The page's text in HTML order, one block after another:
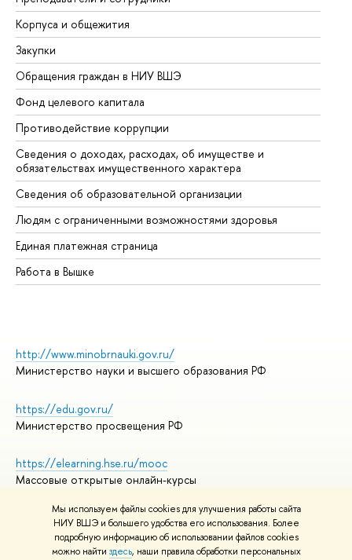
Мы используем файлы cookies для улучшения работы сайта
НИУ ВШЭ и большего удобства его использования. Более
подробную информацию об использовании файлов cookies
можно найти здесь, наши правила обработки персональных
Корпуса и общежития
Закупки
Обращения граждан в НИУ ВШЭ
Фонд целевого капитала
Противодействие коррупции
Сведения о доходах, расходах, об имуществе и
обязательствах имущественного характера
Сведения об образовательной организации
Людям с ограниченными возможностями здоровья
Единая платежная страница
Работа в Вышке
http://www.minobrnauki.gov.ru/
Министерство науки и высшего образования РФ
https://edu.gov.ru/
Министерство просвещения РФ
https://elearning.hse.ru/mooc
Массовые открытые онлайн-курсы
© НИУ ВШЭ 1993–2026
Адреса и контакты